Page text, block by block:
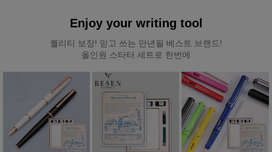
Enjoy your writing tool
퀄리티 보장! 믿고 쓰는 만년필 베스트 브랜드!
올인원 스타터 세트로 한번에